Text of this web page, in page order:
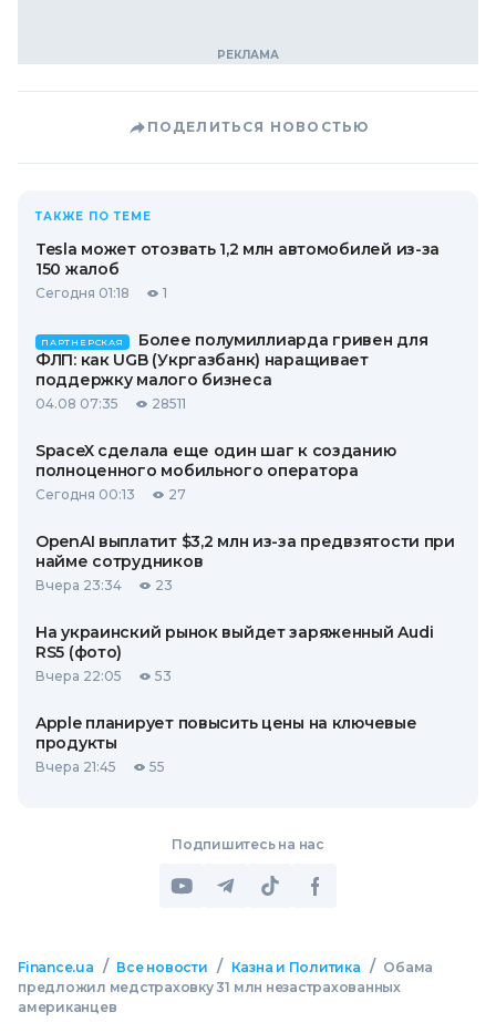
ПОДЕЛИТЬСЯ НОВОСТЬЮ
ТАКЖЕ ПО ТЕМЕ
Tesla может отозвать 1,2 млн автомобилей из-за
150 жалоб
Сегодня 01:18 1
ПАРТНЕРСКАЯ
Более полумиллиарда гривен для
ФЛП: как UGB (Укргазбанк) наращивает
поддержку малого бизнеса
04.08 07:35 28511
SpaceX сделала еще один шаг к созданию
полноценного мобильного оператора
Сегодня 00:13 27
OpenAI выплатит $3,2 млн из-за предвзятости при
найме сотрудников
Вчера 23:34 23
На украинский рынок выйдет заряженный Audi
RS5 (фото)
Вчера 22:05 53
Apple планирует повысить цены на ключевые
продукты
Вчера 21:45 55
Подпишитесь на нас
Finance.ua / Все новости / Казна и Политика / Обама
предложил медстраховку 31 млн незастрахованных
американцев